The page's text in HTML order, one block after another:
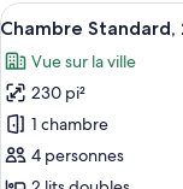
très
grand
lit
très
lit
Afficher
toutes
les
photos
pour
ce
type
4
Chambre
Vue sur la ville
230 pi²
1 chambre
4 personnes